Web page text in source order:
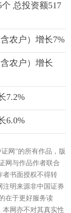
总投资额517
农户）增长7%
农户）增长
7.2%
6.0%
网”的所有作品，版
网与作品作者联合
者书面授权不得转
注明来源非中国证券
在于更好服务读
本网亦不对其真实性